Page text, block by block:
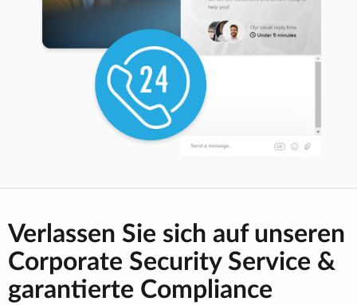
Verlassen Sie sich auf unseren
Corporate Security Service &
garantierte Compliance